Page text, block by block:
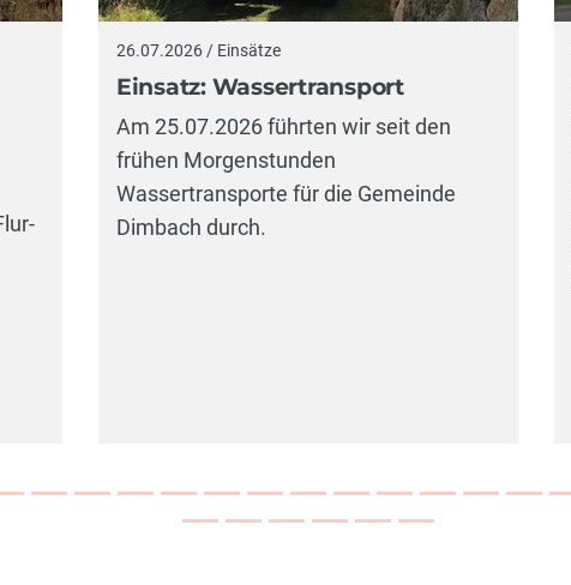
26.07.2026 / Einsätze
Einsatz: Wassertransport
Am 25.07.2026 führten wir seit den
frühen Morgenstunden
Wassertransporte für die Gemeinde
Dimbach durch.